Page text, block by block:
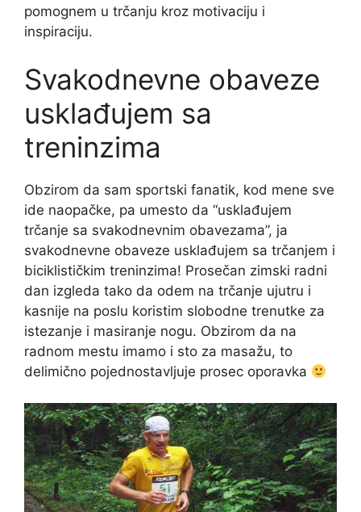
pomognem u trčanju kroz motivaciju i
inspiraciju.
Svakodnevne obaveze
usklađujem sa
treninzima
Obzirom da sam sportski fanatik, kod mene sve
ide naopačke, pa umesto da “usklađujem
trčanje sa svakodnevnim obavezama”, ja
svakodnevne obaveze usklađujem sa trčanjem i
biciklističkim treninzima! Prosečan zimski radni
dan izgleda tako da odem na trčanje ujutru i
kasnije na poslu koristim slobodne trenutke za
istezanje i masiranje nogu. Obzirom da na
radnom mestu imamo i sto za masažu, to
delimično pojednostavljuje prosec oporavka